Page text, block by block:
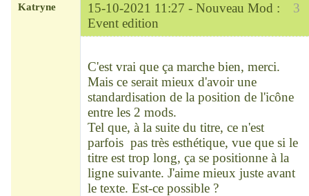
3
Katryne 15-10-2021 11:27 - Nouveau Mod :
Event edition
C'est vrai que ça marche bien, merci.
Mais ce serait mieux d'avoir une
standardisation de la position de l'icône
entre les 2 mods.
Tel que, à la suite du titre, ce n'est
parfois pas très esthétique, vue que si le
titre est trop long, ça se positionne à la
ligne suivante. J'aime mieux juste avant
le texte. Est-ce possible ?